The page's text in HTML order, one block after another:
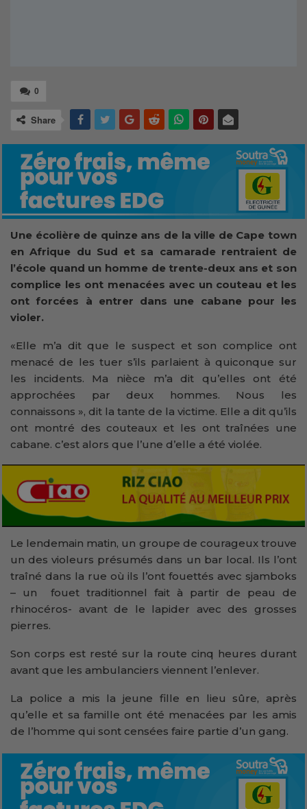
0
Share
Une écolière de quinze ans de la ville de Cape town
en Afrique du Sud et sa camarade rentraient de
l’école quand un homme de trente-deux ans et son
complice les ont menacées avec un couteau et les
ont forcées à entrer dans une cabane pour les
violer.
«Elle m’a dit que le suspect et son complice ont
menacé de les tuer s’ils parlaient à quiconque sur
les incidents. Ma nièce m’a dit qu’elles ont été
approchées par deux hommes. Nous les
connaissons », dit la tante de la victime. Elle a dit qu’ils
ont montré des couteaux et les ont traînées une
cabane. c’est alors que l’une d’elle a été violée.
Le lendemain matin, un groupe de courageux trouve
un des violeurs présumés dans un bar local. Ils l’ont
traîné dans la rue où ils l’ont fouettés avec sjamboks
– un fouet traditionnel fait à partir de peau de
rhinocéros- avant de le lapider avec des grosses
pierres.
Son corps est resté sur la route cinq heures durant
avant que les ambulanciers viennent l’enlever.
La police a mis la jeune fille en lieu sûre, après
qu’elle et sa famille ont été menacées par les amis
de l’homme qui sont censées faire partie d’un gang.